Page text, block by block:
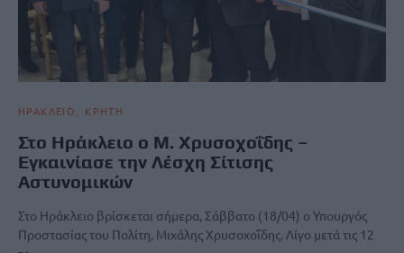
ΗΡΑΚΛΕΙΟ ΚΡΗΤΗ
Στο Ηράκλειο ο Μ. Χρυσοχοΐδης –
Εγκαινίασε την Λέσχη Σίτισης
Αστυνομικών
Στο Ηράκλειο βρίσκεται σήμερα, Σάββατο (18/04) ο Υπουργός
Προστασίας του Πολίτη, Μιχάλης Χρυσοχοΐδης. Λίγο μετά τις 12